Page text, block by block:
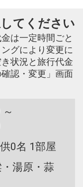
てください
は一定時間ごと
グにより変更に
状況と旅行代金
認・変更」画面
0名 1部屋
湯原・蒜